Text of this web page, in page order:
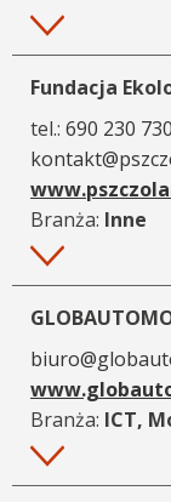
Więcej
Fundacja
tel.: 690 230 730
Branża: Inne
Więcej
Branża: ICT,
Więcej